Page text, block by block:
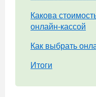
Какова
онлайн-кассой
Как выбрать
Итоги